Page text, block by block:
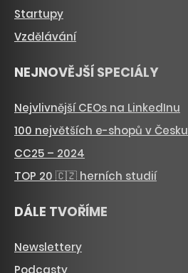
Startupy
Vzdělávání
NEJNOVĚJŠÍ SPECIÁLY
Nejvlivnější CEOs na LinkedInu
100 největších e-shopů v Česku
CC25 – 2024
TOP 20 🇨🇿 herních studií
DÁLE TVOŘÍME
Newslettery
Podcasty